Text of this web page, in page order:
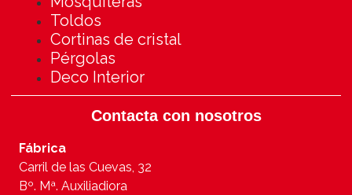
Toldos
Cortinas de cristal
Pérgolas
Deco Interior
Contacta con nosotros
Fábrica
Carril de las Cuevas, 32
Bº. Mª. Auxiliadiora